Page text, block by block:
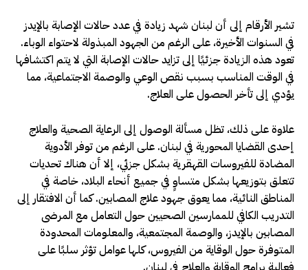
تشير الأرقام إلى أن لبنان شهد زيادة في عدد حالات الإصابة بالإيدز
في السنوات الأخيرة، على الرغم من الجهود المبذولة لاحتواء الوباء.
تعود هذه الزيادة جزئيًا إلى تزايد حالات الإصابة التي لا يتم اكتشافها
في الوقت المناسب بسبب نقص الوعي والوصمة الاجتماعية، مما
يؤدي إلى تأخر الحصول على العلاج.
علاوة على ذلك، تظل مسألة الوصول إلى الرعاية الصحية والعلاج
إحدى القضايا المحورية في لبنان. على الرغم من توفر الأدوية
المضادة للفيروسات القهقرية بشكل جزئي، إلا أن هناك تحديات
تتعلق بتوزيعها بشكل متساوٍ في جميع أنحاء البلاد، خاصة في
المناطق النائية، مما يعوق جهود علاج المصابين. كما أن الافتقار إلى
التدريب الكافي للممارسين الصحيين حول التعامل مع المرضى
المصابين بالإيدز، والوصمة المجتمعية، والمعلومات المحدودة
المتوفرة حول الوقاية من الفيروس، كلها عوامل تؤثر سلبًا على